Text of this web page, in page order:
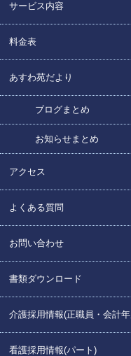
サービス内容
料金表
あすわ苑だより
ブログまとめ
お知らせまとめ
アクセス
よくある質問
お問い合わせ
書類ダウンロード
介護採用情報(正職員・会計
看護採用情報(パート)